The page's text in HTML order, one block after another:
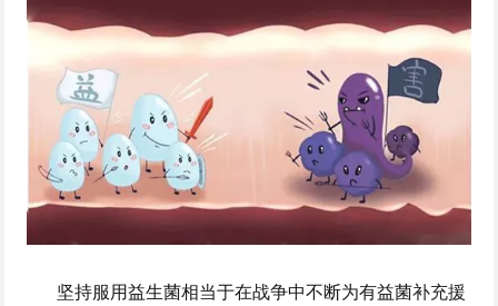
坚持服用益生菌相当于在战争中不断为有益菌补充援